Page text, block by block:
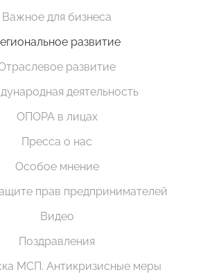
Важное для бизнеса
развитие
развитие
деятельность
ОПОРА в лицах
Пресса о нас
Особое мнение
прав предпринимателей
Видео
Поздравления
МСП. Антикризисные меры